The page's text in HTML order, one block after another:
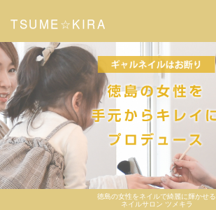
徳島の女性をネイルで綺麗に輝かせる
ネイルサロン ツメキラ
TSUME☆KIRA